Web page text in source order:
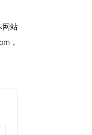
网站
，